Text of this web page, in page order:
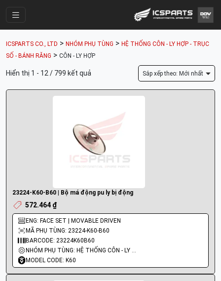
Parts Catalogue
Mã Phụ Tùng
Tài khoản
ICSPARTS CO., LTD > NHÓM PHỤ TÙNG > HỆ THỐNG CÔN - LY HỢP - TRỤC
SỐ - BÁNH RĂNG > CÔN - LY HỢP
Hiển thị 1 - 12 / 799 kết quả Sắp xếp theo: Mới nhất
23224-K60-B60 | Bộ má động pu ly bị động
572.464 ₫
ENG: FACE SET | MOVABLE DRIVEN
MÃ PHỤ TÙNG: 23224-K60-B60
BARCODE: 23224K60B60
NHÓM PHỤ TÙNG: HỆ THỐNG CÔN - LY HỢP - TRỤC SỐ - BÁNH RĂNG
MODEL CODE: K60